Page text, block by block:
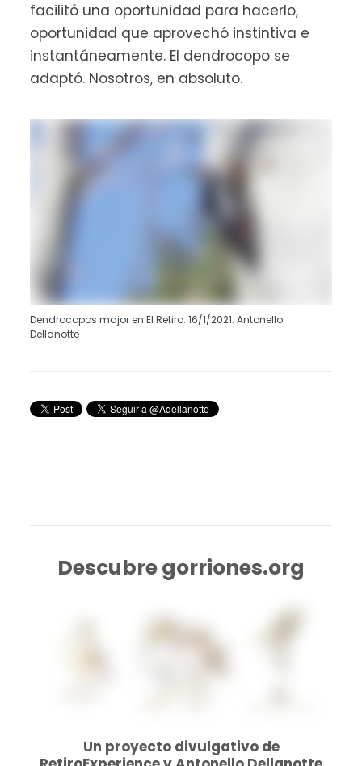
facilitó una oportunidad para hacerlo,
oportunidad que aprovechó instintiva e
instantáneamente. El dendrocopo se
adaptó. Nosotros, en absoluto.
Dendrocopos major en El Retiro. 16/1/2021. Antonello
Dellanotte
Descubre gorriones.org
Un proyecto divulgativo de